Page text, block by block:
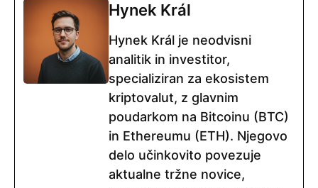
Hynek Král
Hynek Král je neodvisni
analitik in investitor,
specializiran za ekosistem
kriptovalut, z glavnim
poudarkom na Bitcoinu (BTC)
in Ethereumu (ETH). Njegovo
delo učinkovito povezuje
aktualne tržne novice,